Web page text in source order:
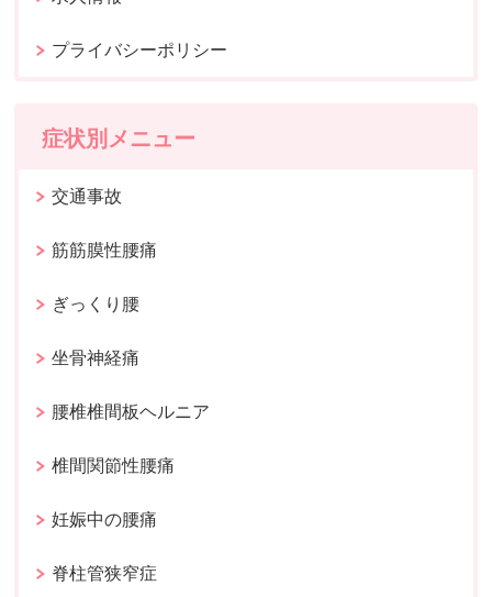
プライバシーポリシー
症状別メニュー
交通事故
筋筋膜性腰痛
ぎっくり腰
坐骨神経痛
腰椎椎間板ヘルニア
椎間関節性腰痛
妊娠中の腰痛
脊柱管狭窄症